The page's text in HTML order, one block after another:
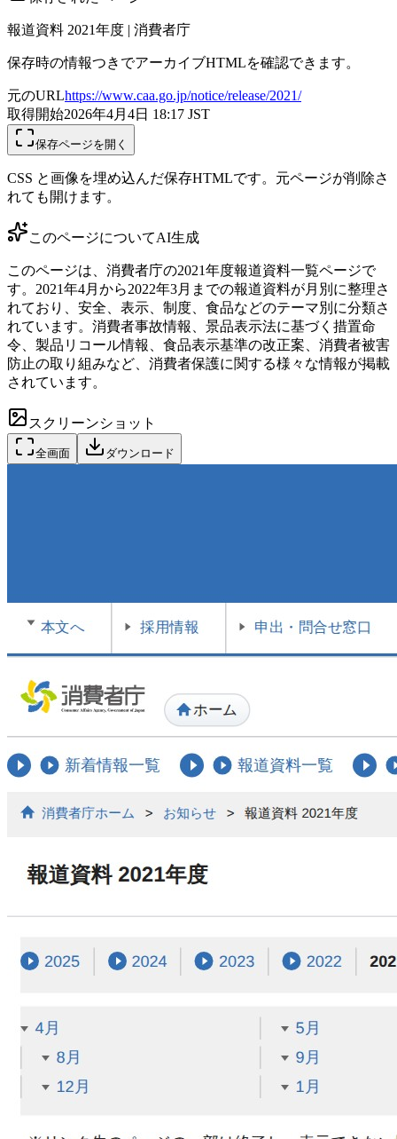
報道資料 2021年度 | 消費者庁
保存時の情報つきでアーカイブHTMLを確認できます。
元のURLhttps://www.caa.go.jp/notice/release/2021/
取得開始2026年4月4日 18:17 JST
保存ページを開く
CSS と画像を埋め込んだ保存HTMLです。元ページが削除さ
れても開けます。
このページについてAI生成
このページは、消費者庁の2021年度報道資料一覧ページで
す。2021年4月から2022年3月までの報道資料が月別に整理さ
れており、安全、表示、制度、食品などのテーマ別に分類さ
れています。消費者事故情報、景品表示法に基づく措置命
令、製品リコール情報、食品表示基準の改正案、消費者被害
防止の取り組みなど、消費者保護に関する様々な情報が掲載
されています。
スクリーンショット
全画面 ダウンロード